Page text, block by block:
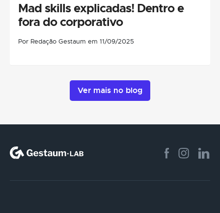
Mad skills explicadas! Dentro e
fora do corporativo
Por Redação Gestaum em 11/09/2025
Ver mais no blog